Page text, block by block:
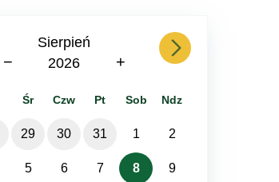
Sierpień
2026
− +
next
Śr Czw Pt Sob Ndz
29 30 31 1 2
5 6 7 8 9